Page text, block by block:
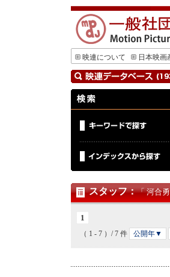
映連について 日本映画
スタッフ：「 河合
1
（ 1 - 7 ）/ 7 件 公開年▼